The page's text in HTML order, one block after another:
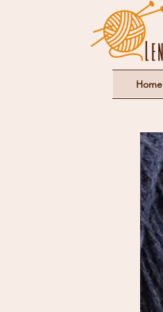
Home